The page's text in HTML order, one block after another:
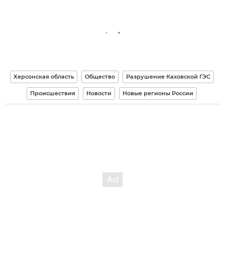
Херсонская область Общество Разрушение Каховской ГЭС
Происшествия Новости Новые регионы России